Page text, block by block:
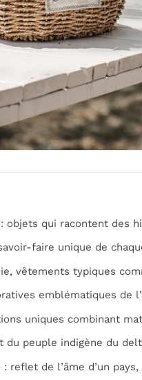
: objets qui racontent des
faire unique de
vêtements typiques
emblématiques de l’
uniques combinant
du peuple indigène du
: reflet de l’âme d’un